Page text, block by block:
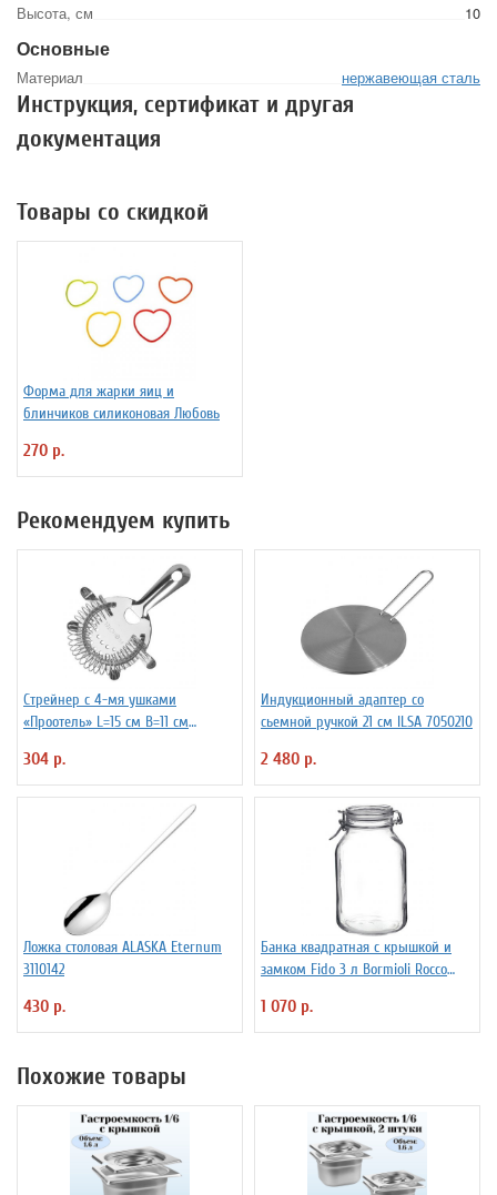
Высота, см
10
Основные
Материал нержавеющая сталь
Инструкция, сертификат и другая
документация
Товары со скидкой
Форма для жарки яиц и
блинчиков силиконовая Любовь
270 р.
Рекомендуем купить
Стрейнер с 4-мя ушками
«Проотель» L=15 см B=11 см
304 р.
Индукционный адаптер со
сьемной ручкой 21 см ILSA 7050210
2 480 р.
Ложка столовая ALASKA Eternum
3110142
430 р.
Банка квадратная с крышкой и
замком Fido 3 л Bormioli Rocco
1 070 р.
Похожие товары